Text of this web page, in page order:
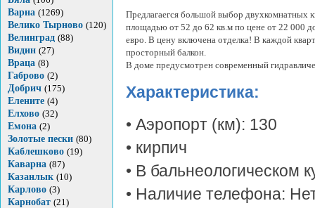
Варна (1269)
Велико Тырново (120)
Велинград (88)
Видин (27)
Враца (8)
Габрово (2)
Добрич (175)
Елените (4)
Елхово (32)
Емона (2)
Золотые пески (80)
Каблешково (19)
Каварна (87)
Казанлык (10)
Карлово (3)
Карнобат (21)
Предлагаегся большой выбор двухкомнатных
площадью от 52 до 62 кв.м по цене от 22 000
евро. В цену включена отделка! В каждой
просторный балкон.
В доме предусмотрен современный
Характеристика:
• Аэропорт (км): 130
• кирпич
• В бальнеологическом
• Наличие телефона: